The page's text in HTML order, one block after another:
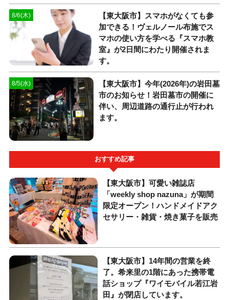
8/6(木)
【東大阪市】スマホがなくても参
加できる！ヴェルノール布施でス
マホの使い方を学べる『スマホ教
室』が2日間にわたり開催されま
す。
8/5(水)
【東大阪市】今年(2026年)の岩田墓
市のお知らせ！岩田墓市の開催に
伴い、周辺道路の通行止が行われ
ます。
おすすめ記事
【東大阪市】可愛い雑誌店
「weekly shop nazuna」が期間
限定オープン！ハンドメイドアク
セサリー・雑貨・焼き菓子を販売
【東大阪市】14年間の営業を終
了。希来里の1階にあった携帯電
話ショップ『ワイモバイル若江岩
田』が閉店しています。